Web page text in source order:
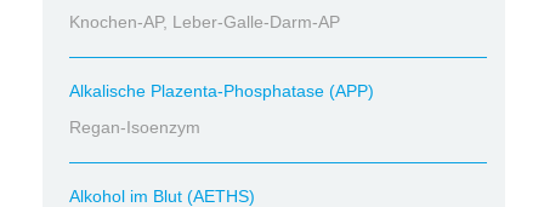
Knochen-AP, Leber-Galle-Darm-AP
Alkalische Plazenta-Phosphatase (APP)
Regan-Isoenzym
Alkohol im Blut (AETHS)